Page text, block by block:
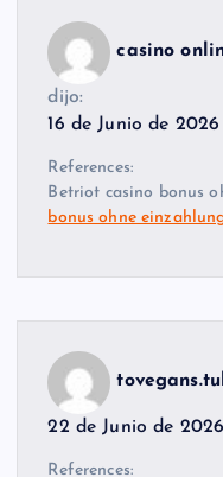
casino
dijo:
16 de Junio de 2026
References:
Betriot casino bonus
bonus ohne
22 de Junio de
References: